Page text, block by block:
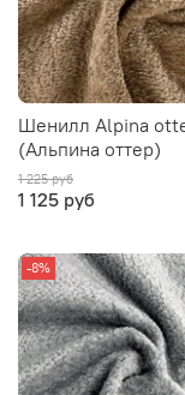
Шенилл Alpina
(Альпина оттер)
1 225 руб
1 125 руб
-8%